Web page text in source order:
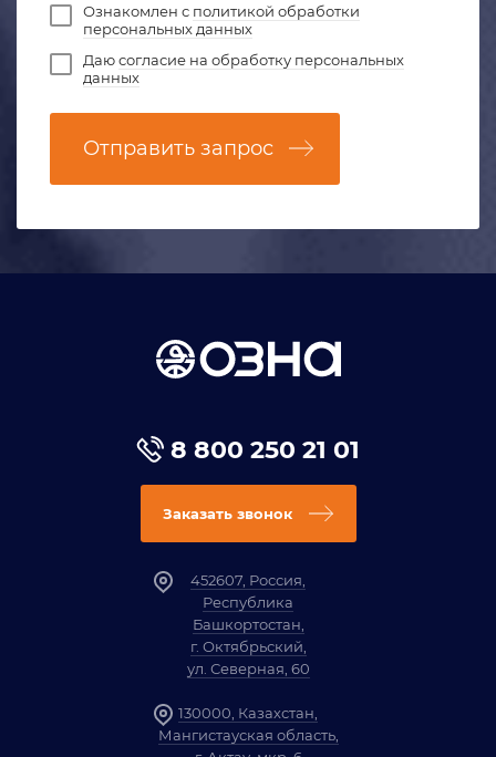
Ознакомлен с политикой обработки
персональных данных
Даюсогласие на обработку персональных
данных
Отправить запрос
8 800 250 21 01
Заказать звонок
452607, Россия,
Республика
Башкортостан,
г. Октябрьский,
ул. Северная, 60
130000, Казахстан,
Мангистауская область,